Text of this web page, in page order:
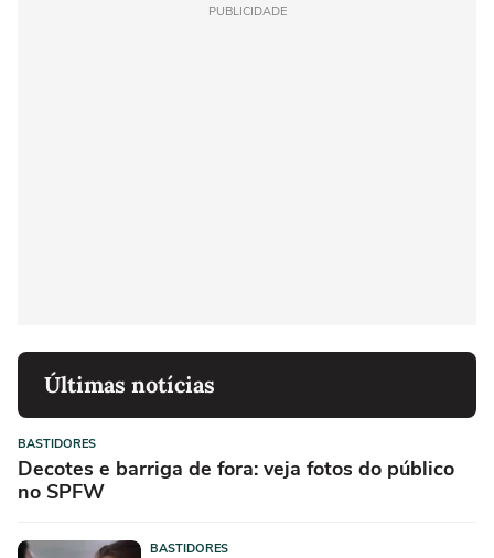
PUBLICIDADE
Últimas notícias
BASTIDORES
Decotes e barriga de fora: veja fotos do público
no SPFW
BASTIDORES